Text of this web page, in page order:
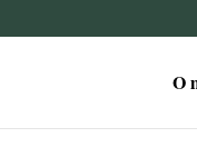
O